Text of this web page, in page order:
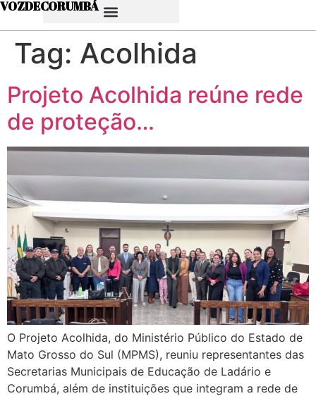
VOZDECORUMBÁ
Tag: Acolhida
Projeto Acolhida reúne rede
de proteção…
O Projeto Acolhida, do Ministério Público do Estado de
Mato Grosso do Sul (MPMS), reuniu representantes das
Secretarias Municipais de Educação de Ladário e
Corumbá, além de instituições que integram a rede de